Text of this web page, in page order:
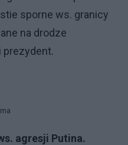
sporne ws. granicy
na drodze
prezydent.
agresji Putina.